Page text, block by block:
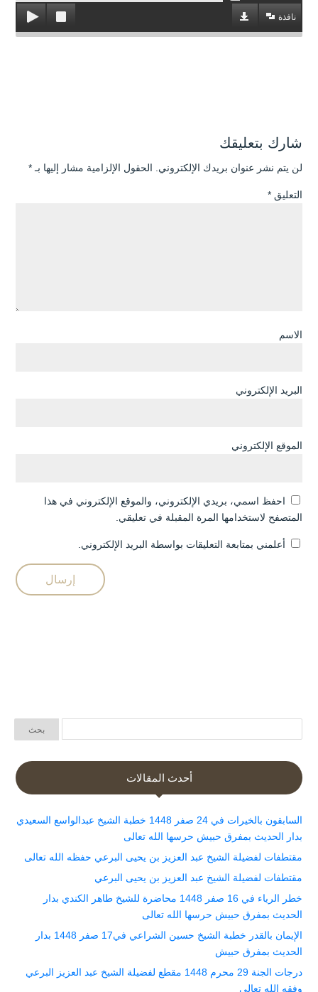
نافذة
شارك بتعليقك
لن يتم نشر عنوان بريدك الإلكتروني. الحقول الإلزامية مشار إليها بـ *
التعليق *
الاسم
البريد الإلكتروني
الموقع الإلكتروني
احفظ اسمي، بريدي الإلكتروني، والموقع الإلكتروني في هذا
المتصفح لاستخدامها المرة المقبلة في تعليقي.
أعلمني بمتابعة التعليقات بواسطة البريد الإلكتروني.
أحدث المقالات
السابقون بالخيرات في 24 صفر 1448 خطبة الشيخ عبدالواسع السعيدي
بدار الحديث بمفرق حبيش حرسها الله تعالى
مقتطفات لفضيلة الشيخ عبد العزيز بن يحيى البرعي حفظه الله تعالى
مقتطفات لفضيلة الشيخ عبد العزيز بن يحيى البرعي
خطر الرياء في 16 صفر 1448 محاضرة للشيخ طاهر الكندي بدار
الحديث بمفرق حبيش حرسها الله تعالى
الإيمان بالقدر خطبة الشيخ حسين الشراعي في17 صفر 1448 بدار
الحديث بمفرق حبيش
درجات الجنة 29 محرم 1448 مقطع لفضيلة الشيخ عبد العزيز البرعي
وفقه الله تعالى